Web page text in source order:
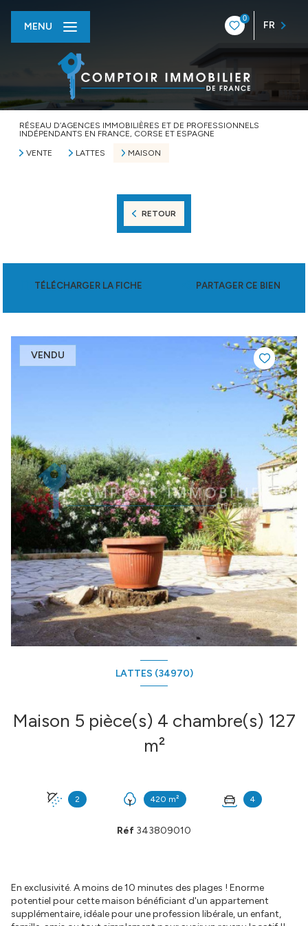
0
FR
MENU
RÉSEAU D’AGENCES IMMOBILIÈRES ET DE PROFESSIONNELS
INDÉPENDANTS EN FRANCE, CORSE ET ESPAGNE
VENTE
LATTES MAISON
RETOUR
TÉLÉCHARGER LA FICHE PARTAGER CE BIEN
VENDU
LATTES (34970)
Maison 5 pièce(s) 4 chambre(s) 127
m²
2 420 m² 4
Réf 343809010
En exclusivité. A moins de 10 minutes des plages ! Enorme
potentiel pour cette maison bénéficiant d'un appartement
supplémentaire, idéale pour une profession libérale, un enfant,